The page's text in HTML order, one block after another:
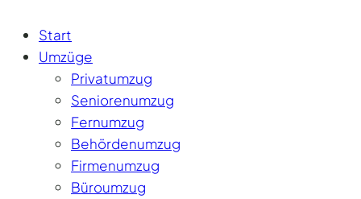
Start
Umzüge
Privatumzug
Seniorenumzug
Fernumzug
Behördenumzug
Firmenumzug
Büroumzug